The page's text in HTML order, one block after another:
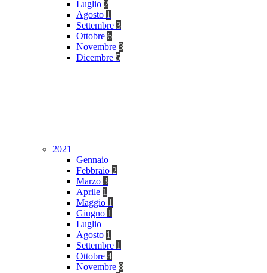
Luglio 2
Agosto 1
Settembre 3
Ottobre 6
Novembre 3
Dicembre 5
2021
Gennaio
Febbraio 2
Marzo 3
Aprile 1
Maggio 1
Giugno 1
Luglio
Agosto 1
Settembre 1
Ottobre 4
Novembre 8